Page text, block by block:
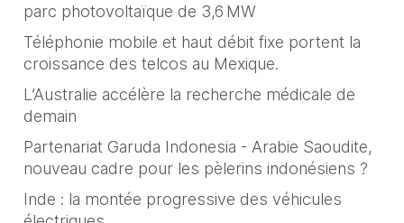
parc photovoltaïque de 3,6 MW
Téléphonie mobile et haut débit fixe portent la
croissance des telcos au Mexique.
L’Australie accélère la recherche médicale de
demain
Partenariat Garuda Indonesia - Arabie Saoudite,
nouveau cadre pour les pèlerins indonésiens ?
Inde : la montée progressive des véhicules